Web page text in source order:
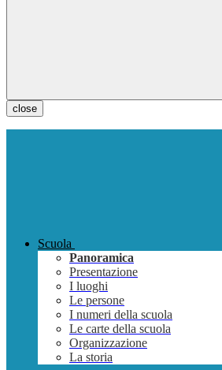
close
Scuola
Panoramica
Presentazione
I luoghi
Le persone
I numeri della scuola
Le carte della scuola
Organizzazione
La storia